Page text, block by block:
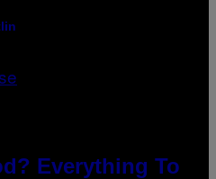
Everything To